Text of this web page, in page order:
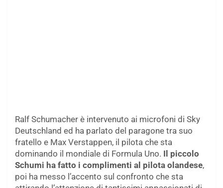
Ralf Schumacher è intervenuto ai microfoni di Sky
Deutschland ed ha parlato del paragone tra suo
fratello e Max Verstappen, il pilota che sta
dominando il mondiale di Formula Uno. Il piccolo
Schumi ha fatto i complimenti al pilota olandese,
poi ha messo l’accento sul confronto che sta